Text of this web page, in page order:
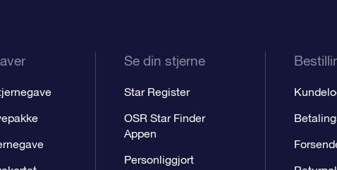
Se din stjerne
Star Register
OSR Star Finder
Appen
Personliggjort